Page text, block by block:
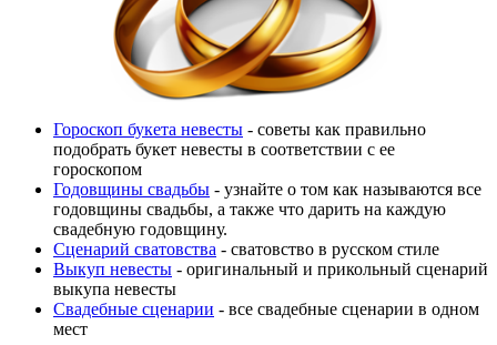
Гороскоп букета невесты - советы как правильно
подобрать букет невесты в соответствии с ее
гороскопом
Годовщины свадьбы - узнайте о том как называются все
годовщины свадьбы, а также что дарить на каждую
свадебную годовщину.
Сценарий сватовства - сватовство в русском стиле
Выкуп невесты - оригинальный и прикольный сценарий
выкупа невесты
Свадебные сценарии - все свадебные сценарии в одном
мест